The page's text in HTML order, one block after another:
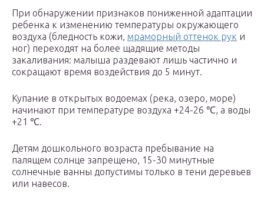
При обнаружении признаков пониженной адаптации
ребенка к изменению температуры окружающего
воздуха (бледность кожи, мраморный оттенок рук и
ног) переходят на более щадящие методы
закаливания: малыша раздевают лишь частично и
сокращают время воздействия до 5 минут.
Купание в открытых водоемах (река, озеро, море)
начинают при температуре воздуха +24-26 ℃, а воды
+21 ℃.
Детям дошкольного возраста пребывание на
палящем солнце запрещено, 15-30 минутные
солнечные ванны допустимы только в тени деревьев
или навесов.